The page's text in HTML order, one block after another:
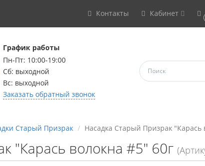
Контакты Кабинет
График работы
Пн-Пт: 10:00-19:00
Сб: выходной
Вс: выходной
Заказать обратный звонок
Старый Призрак Насадка Старый Призрак "Карась
"Карась волокна #5" 60г